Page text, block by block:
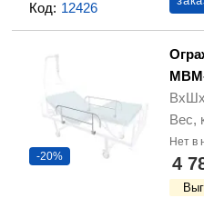
Код: 12426
-20%
Вес,
Нет в
4